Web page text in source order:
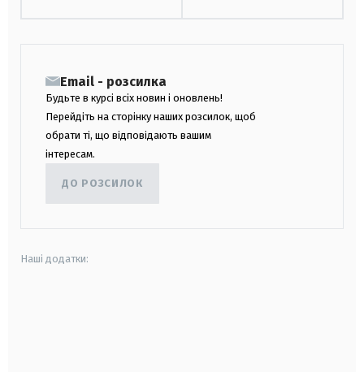
Email - розсилка
Будьте в курсі всіх новин і оновлень!
Перейдіть на сторінку наших розсилок, щоб
обрати ті, що відповідають вашим
інтересам.
ДО РОЗСИЛОК
Наші додатки: